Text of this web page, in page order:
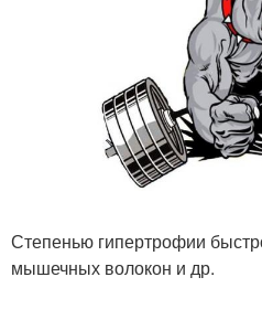
Степенью гипертрофии
мышечных волокон и др.